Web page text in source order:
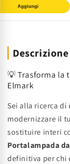
Aggiungi
💡 Trasforma la
Elmark
Sei alla ricerca
modernizzare il
sostituire interi
Portalampada da
definitiva per chi